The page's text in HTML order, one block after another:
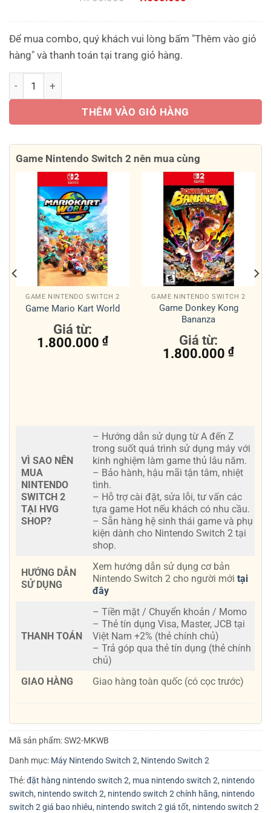
1.700.000 ₫.
là:
Để mua combo, quý khách vui lòng bấm "Thêm vào giỏ
hàng" và thanh toán tại trang giỏ hàng.
Nintendo Switch 2 Mario Kart World Bundle số lượng
THÊM VÀO GIỎ HÀNG
Game Nintendo Switch 2 nên mua cùng
GAME NINTENDO SWITCH 2
Game Mario Kart World
Giá từ:
1.800.000 ₫
GAME NINTENDO SWITCH 2
Game Donkey Kong
Bananza
Giá từ:
1.800.000 ₫
VÌ SAO NÊN
MUA
NINTENDO
SWITCH 2
TẠI HVG
SHOP?
– Hướng dẫn sử dụng từ A đến Z
trong suốt quá trình sử dụng máy với
kinh nghiệm làm game thủ lâu năm.
– Bảo hành, hậu mãi tận tâm, nhiệt
tình.
– Hỗ trợ cài đặt, sửa lỗi, tư vấn các
tựa game Hot nếu khách có nhu cầu.
– Sẵn hàng hệ sinh thái game và phụ
kiện dành cho Nintendo Switch 2 tại
shop.
HƯỚNG DẪN
SỬ DỤNG
Xem hướng dẫn sử dụng cơ bản
Nintendo Switch 2 cho người mới tại
đây
THANH TOÁN
– Tiền mặt / Chuyển khoản / Momo
– Thẻ tín dụng Visa, Master, JCB tại
Việt Nam +2% (thẻ chính chủ)
– Trả góp qua thẻ tín dụng (thẻ chính
chủ)
GIAO HÀNG
Giao hàng toàn quốc (có cọc trước)
Mã sản phẩm:SW2-MKWB
Danh mục: Máy Nintendo Switch 2, Nintendo Switch 2
Thẻ:đặt hàng nintendo switch 2, mua nintendo switch 2, nintendo
switch, nintendo switch 2, nintendo switch 2 chính hãng, nintendo
switch 2 giá bao nhiêu, nintendo switch 2 giá tốt, nintendo switch 2